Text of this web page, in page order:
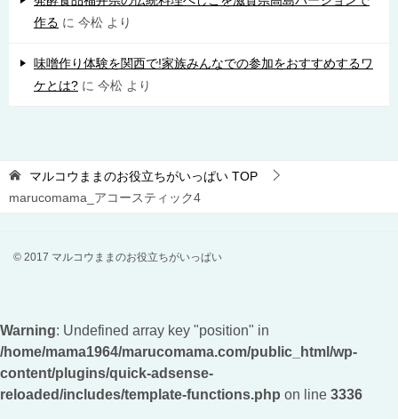
作る に 今松 より
味噌作り体験を関西で!家族みんなでの参加をおすすめするワ
ケとは? に 今松 より
マルコウままのお役立ちがいっぱい TOP
marucomama_アコースティック4
© 2017 マルコウままのお役立ちがいっぱい
Warning: Undefined array key "position" in
/home/mama1964/marucomama.com/public_html/wp-
content/plugins/quick-adsense-
reloaded/includes/template-functions.php on line 3336